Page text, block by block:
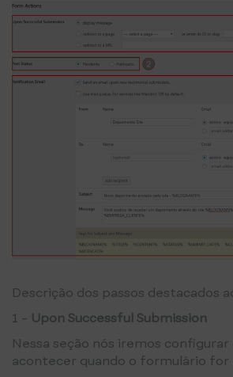
Descrição dos passos destacados
1 - Upon Successful Submission
Nessa seção nós iremos configurar
acontecer quando o formulário for